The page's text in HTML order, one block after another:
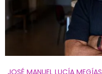
JOSÉ MANUEL LUCÍA MEGÍAS